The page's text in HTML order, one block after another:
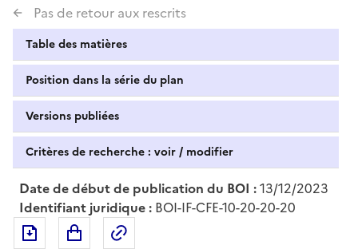
Pas de retour aux rescrits
Table des matières
Position dans la série du plan
Versions publiées
Critères de recherche : voir / modifier
Date de début de publication du BOI :13/12/2023
Identifiant juridique : BOI-IF-CFE-10-20-20-20
Exporter le document au format pdf